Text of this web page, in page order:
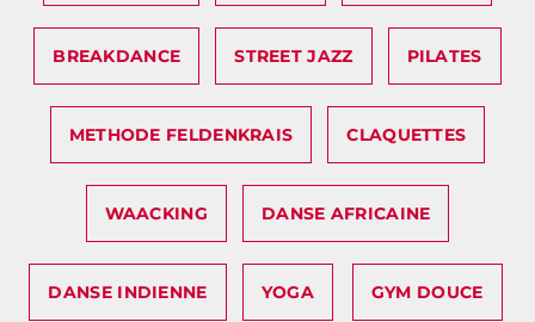
BREAKDANCE STREET JAZZ PILATES
METHODE FELDENKRAIS CLAQUETTES
WAACKING DANSE AFRICAINE
DANSE INDIENNE YOGA GYM DOUCE